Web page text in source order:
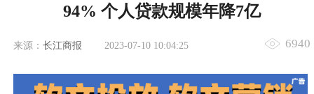
94% 个人贷款规模年降7亿
来源： 长江商报 2023-07-10 10:04:25 6940